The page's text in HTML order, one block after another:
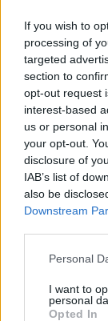
If you wish to
processing of
targeted
section to
opt-out request
interest-based
us or personal
your opt-out.
disclosure of
IAB’s list of
also be
Downstream
Personal
I want to
personal
Opted In